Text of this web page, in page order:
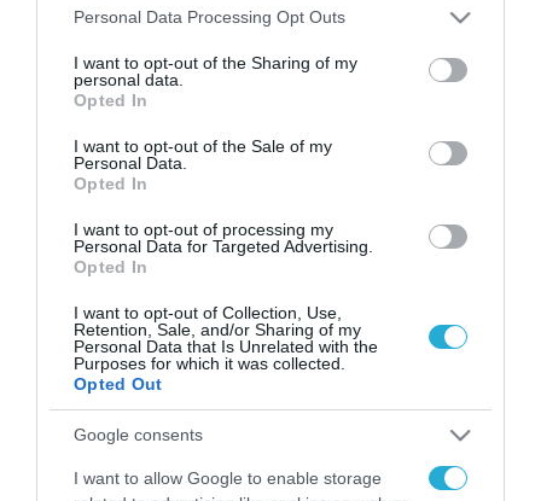
Please note that this website/app uses one or more Google
not limited to your visit or usage behaviour. You may click to
grant or deny consent to Google and its third-party tags to
use your data for below specified purposes in below Google
consent section.
Personal Data Processing Opt Outs
I want to opt-out of the Sharing of my
personal data.
Opted In
I want to opt-out of the Sale of my
Personal Data.
Opted In
I want to opt-out of processing my
Personal Data for Targeted Advertising.
Opted In
I want to opt-out of Collection, Use,
Retention, Sale, and/or Sharing of my
Personal Data that Is Unrelated with the
Purposes for which it was collected.
Opted Out
Google consents
I want to allow Google to enable storage
ΡΟΗ ΕΙΔΗΣΕΩΝ
Το χρηματοδοτούμενο
από την ΕΕ έργο “The